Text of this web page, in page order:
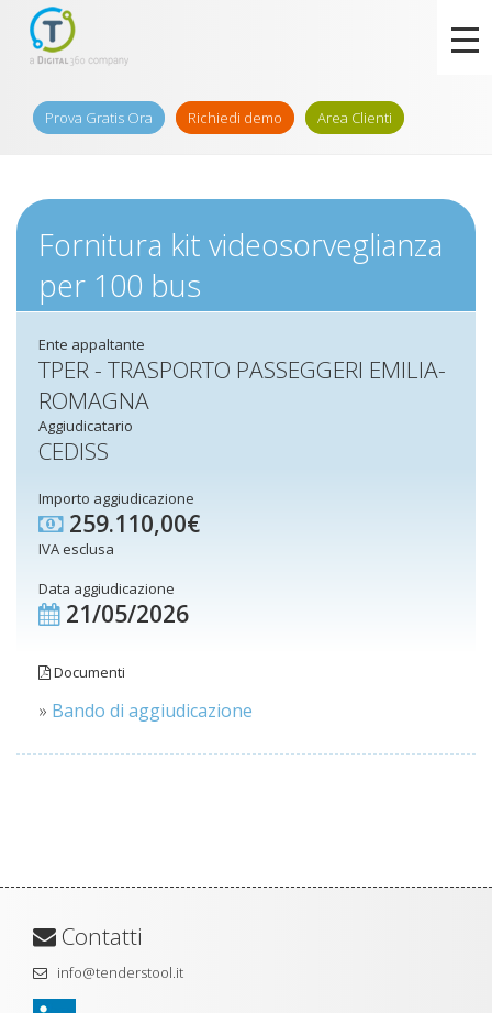
Prova Gratis Ora Richiedi demo Area Clienti
Fornitura kit videosorveglianza
per 100 bus
Ente appaltante
TPER - TRASPORTO PASSEGGERI EMILIA-
ROMAGNA
Aggiudicatario
CEDISS
Importo aggiudicazione
259.110,00€
IVA esclusa
Data aggiudicazione
21/05/2026
Documenti
» Bando di aggiudicazione
Contatti
info@tenderstool.it